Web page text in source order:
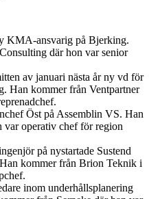
KMA-ansvarig på Bjerking.
där hon var senior
av januari nästa år ny vd för
Han kommer från Ventpartner
Öst på Assemblin VS. Han
var operativ chef för region
på nystartade Sustend
kommer från Brion Teknik i
inom underhållsplanering